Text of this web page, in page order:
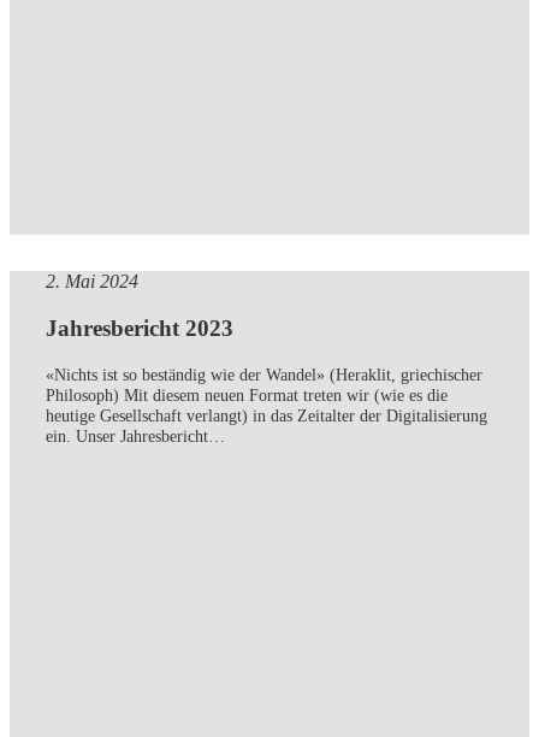
2. Mai 2024
Jahresbericht 2023
«Nichts ist so beständig wie der Wandel» (Heraklit, griechischer
Philosoph) Mit diesem neuen Format treten wir (wie es die
heutige Gesellschaft verlangt) in das Zeitalter der Digitalisierung
ein. Unser Jahresbericht…